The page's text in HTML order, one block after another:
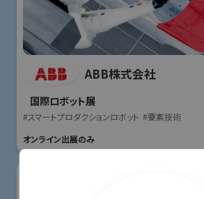
ABB株式会社
国際ロボット展
#スマートプロダクションロボット #要素技術
オンライン出展のみ